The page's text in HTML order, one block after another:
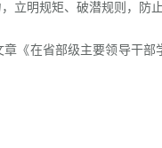
明规矩、破潜规则，防止
在省部级主要领导干部